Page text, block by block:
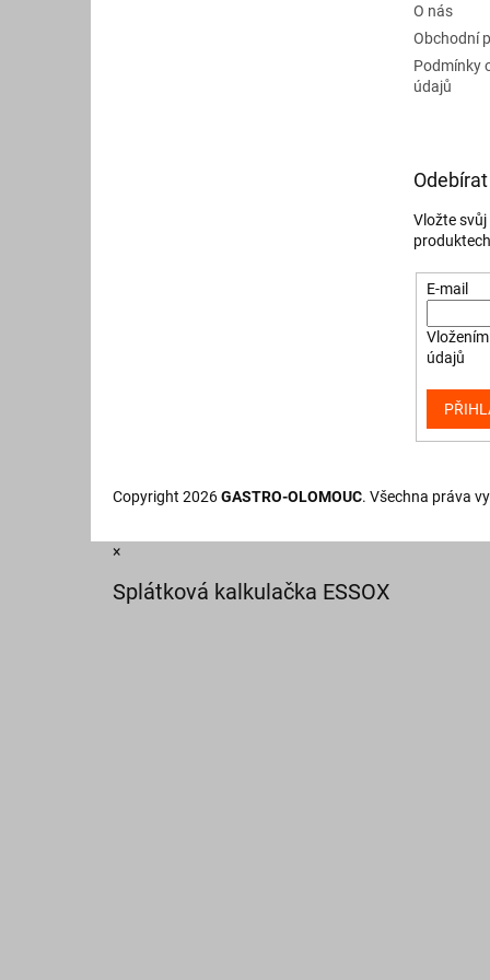
O nás
Obchodní
Podmínky
údajů
Vložte
E-mail
údajů
Copyright 2026GASTRO-OLOMOUC. Všechna práva
×
Splátková kalkulačka ESSOX